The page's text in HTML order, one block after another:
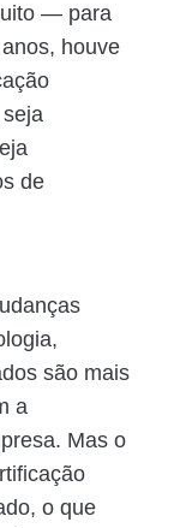
— para
houve
de
são mais
a
Mas o
o que